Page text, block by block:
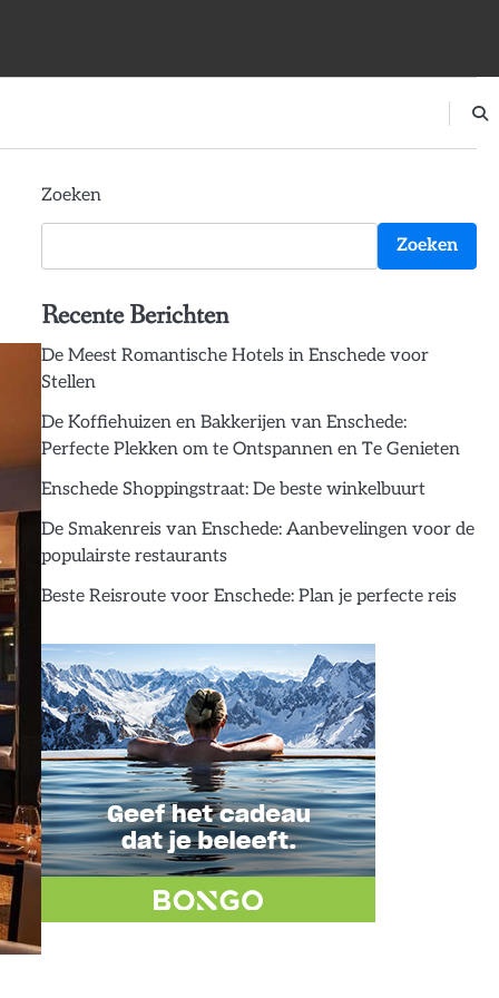
Zoeken
Zoeken
Recente Berichten
De Meest Romantische Hotels in Enschede voor
Stellen
De Koffiehuizen en Bakkerijen van Enschede:
Perfecte Plekken om te Ontspannen en Te Genieten
Enschede Shoppingstraat: De beste winkelbuurt
De Smakenreis van Enschede: Aanbevelingen voor de
populairste restaurants
Beste Reisroute voor Enschede: Plan je perfecte reis